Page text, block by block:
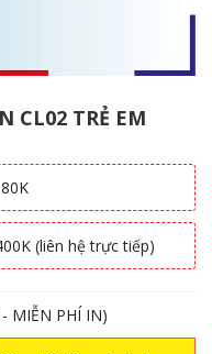
CL02 TRẺ EM
(liên hệ trực tiếp)
MIỄN PHÍ IN)